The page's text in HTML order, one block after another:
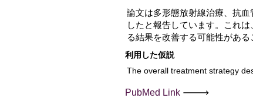
論文は多形態放射線治療、抗
したと報告しています。これ
る結果を改善する可能性がある
利用した仮説
The overall treatment strategy
PubMed Link